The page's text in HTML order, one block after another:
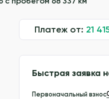
Платеж от: 21
Быстрая заявка
Первоначальный взнос